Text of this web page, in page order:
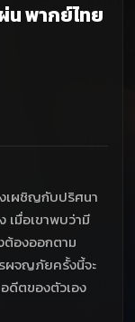
น พากย์ไทย
เผชิญกับปริศนา
เมื่อเขาพบว่ามี
ต้องออกตาม
รผจญภัยครั้งนี้จะ
ดีตของตัวเอง